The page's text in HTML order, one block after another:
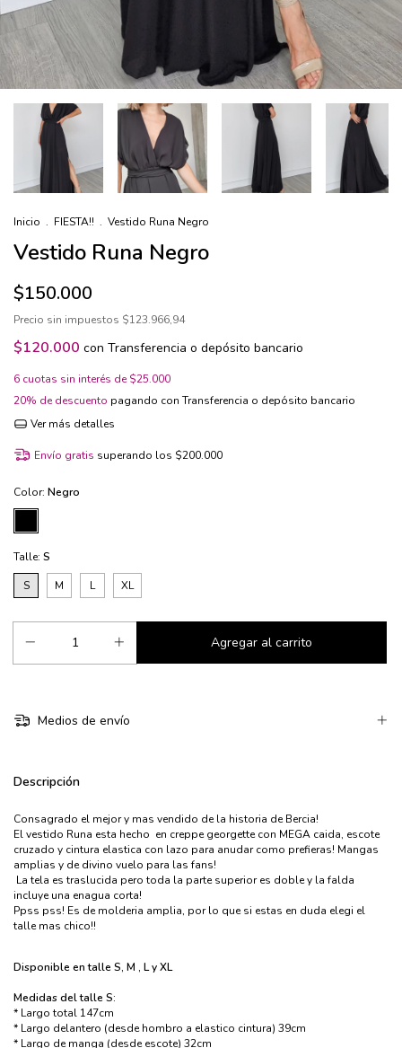
Inicio . FIESTA!! . Vestido Runa Negro
Vestido Runa Negro
$150.000
Precio sin impuestos $123.966,94
$120.000 con Transferencia o depósito bancario
6 cuotas sin interés de$25.000
20% de descuento pagando con Transferencia o depósito bancario
Ver más detalles
Envío gratis superando los $200.000
Color: Negro
Talle: S
S
M L XL
Medios de envío
Descripción
Consagrado el mejor y mas vendido de la historia de Bercia!
El vestido Runa esta hecho en creppe georgette con MEGA caida, escote
cruzado y cintura elastica con lazo para anudar como prefieras! Mangas
amplias y de divino vuelo para las fans!
La tela es traslucida pero toda la parte superior es doble y la falda
incluye una enagua corta!
Ppss pss! Es de molderia amplia, por lo que si estas en duda elegi el
talle mas chico!!
Disponible en talle S, M , L y XL
Medidas del talle S:
* Largo total 147cm
* Largo delantero (desde hombro a elastico cintura) 39cm
* Largo de manga (desde escote) 32cm